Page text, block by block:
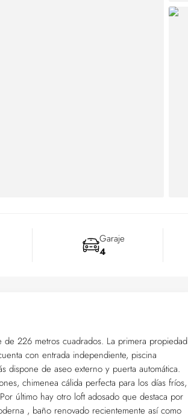
Garaje
4
226 metros cuadrados. La primera propiedad
con entrada independiente, piscina
dispone de aseo externo y puerta automática.
chimenea cálida perfecta para los días fríos,
último hay otro loft adosado que destaca por
, baño renovado recientemente así como